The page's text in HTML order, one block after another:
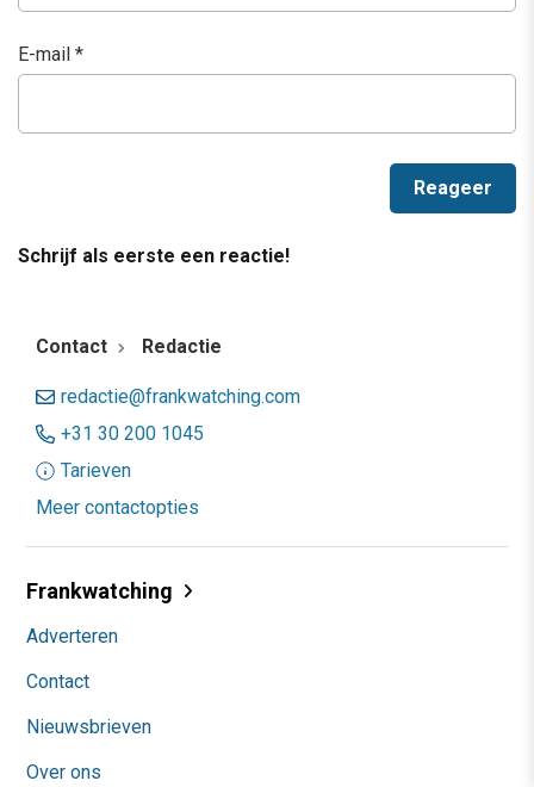
E-mail *
Schrijf als eerste een reactie!
Contact Redactie
redactie@frankwatching.com
+31 30 200 1045
Tarieven
Meer contactopties
Frankwatching
Adverteren
Contact
Nieuwsbrieven
Over ons